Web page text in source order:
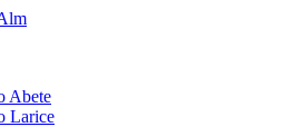
Abete
Larice